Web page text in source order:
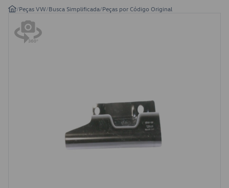
/Peças VW/Busca Simplificada/Peças por Código Original